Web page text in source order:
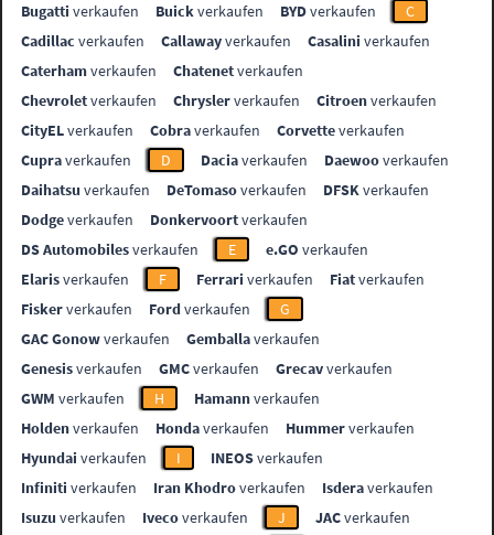
Bugatti verkaufen Buickverkaufen BYDverkaufen
C
Cadillac verkaufen Callawayverkaufen Casalini verkaufen
Caterhamverkaufen Chatenetverkaufen
Chevroletverkaufen Chryslerverkaufen Citroenverkaufen
CityELverkaufen Cobraverkaufen Corvetteverkaufen
Cupraverkaufen D Daciaverkaufen Daewooverkaufen
Daihatsu verkaufen DeTomasoverkaufen DFSKverkaufen
Dodgeverkaufen Donkervoortverkaufen
DS Automobilesverkaufen E e.GO verkaufen
Elarisverkaufen F Ferrari verkaufen Fiatverkaufen
Fiskerverkaufen Fordverkaufen
G
GAC Gonowverkaufen Gemballaverkaufen
Genesisverkaufen GMCverkaufen Grecavverkaufen
GWM verkaufen H Hamannverkaufen
Holdenverkaufen Hondaverkaufen Hummerverkaufen
Hyundai verkaufen I INEOSverkaufen
Infiniti verkaufen Iran Khodroverkaufen Isderaverkaufen
Isuzu verkaufen Ivecoverkaufen J JACverkaufen